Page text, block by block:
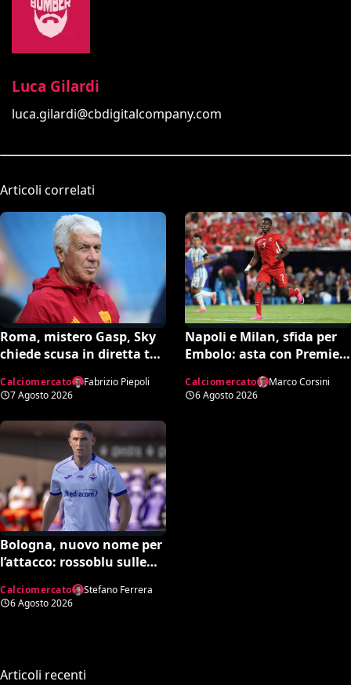
Luca Gilardi
luca.gilardi@cbdigitalcompany.com
Articoli correlati
Roma, mistero Gasp, Sky
chiede scusa in diretta tv:
da lui”. Colpo a sorpresa
in arrivo?
Calciomercato
Fabrizio Piepoli
7 Agosto 2026
Napoli e Milan, sfida per
Embolo: asta con Premier
Calciomercato
Marco Corsini
6 Agosto 2026
Bologna, nuovo nome per
l’attacco: rossoblu sulle
Calciomercato
Stefano Ferrera
6 Agosto 2026
Articoli recenti